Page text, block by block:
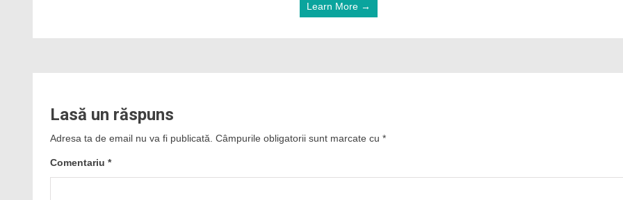
Learn More →
Lasă un răspuns
Adresa ta de email nu va fi publicată. Câmpurile obligatorii sunt marcate cu *
Comentariu *